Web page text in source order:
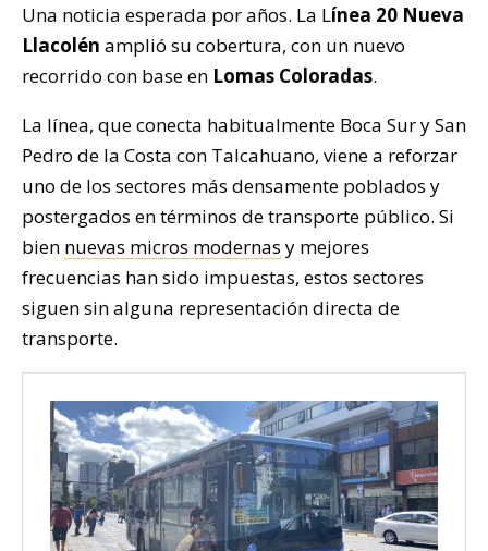
Una noticia esperada por años. La Línea 20 Nueva
Llacolén amplió su cobertura, con un nuevo
recorrido con base en Lomas Coloradas.
La línea, que conecta habitualmente Boca Sur y San
Pedro de la Costa con Talcahuano, viene a reforzar
uno de los sectores más densamente poblados y
postergados en términos de transporte público. Si
bien nuevas micros modernas y mejores
frecuencias han sido impuestas, estos sectores
siguen sin alguna representación directa de
transporte.